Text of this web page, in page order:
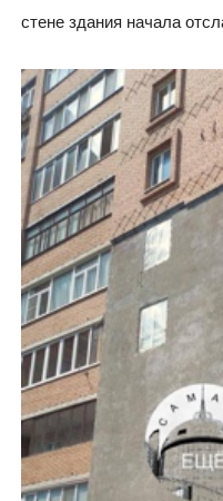
стене здания начала